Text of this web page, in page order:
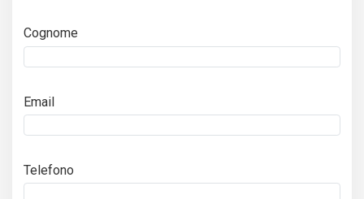
Cognome
Email
Telefono